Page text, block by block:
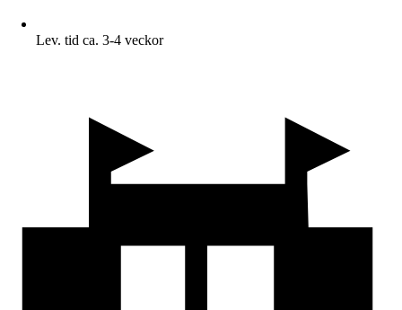
Lev. tid ca. 3-4 veckor